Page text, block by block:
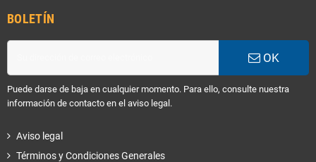
BOLETÍN
OK
Puede darse de baja en cualquier momento. Para ello, consulte nuestra
información de contacto en el aviso legal.
Aviso legal
Términos y Condiciones Generales